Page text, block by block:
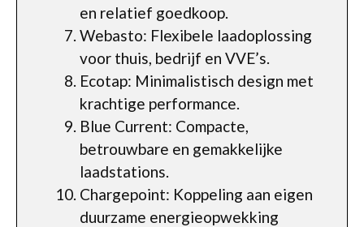
en relatief goedkoop.
Webasto: Flexibele laadoplossing
voor thuis, bedrijf en VVE’s.
Ecotap: Minimalistisch design met
krachtige performance.
Blue Current: Compacte,
betrouwbare en gemakkelijke
laadstations.
Chargepoint: Koppeling aan eigen
duurzame energieopwekking